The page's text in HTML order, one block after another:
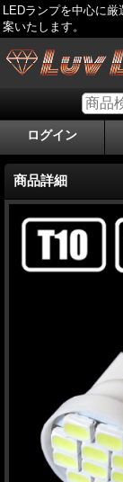
LEDランプを中心に
案いたします。
ログイン
商品詳細